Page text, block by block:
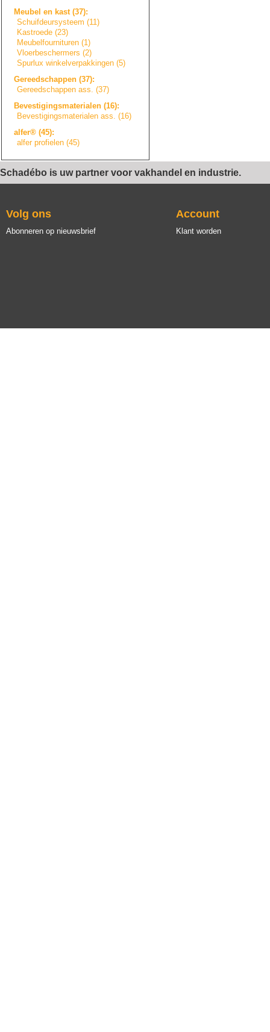
Meubel en kast (37):
Schuifdeursysteem (11)
Kastroede (23)
Meubelfournituren (1)
Vloerbeschermers (2)
Spurlux winkelverpakkingen (5)
Gereedschappen (37):
Gereedschappen ass. (37)
Bevestigingsmaterial en (16):
Bevestigingsmaterialen ass. (16)
alfer® (45):
alfer profielen (45)
Schadébo is uw partner voor vakhandel en industrie.
Volg ons
Abonneren op nieuwsbrief
Account
Klant worden